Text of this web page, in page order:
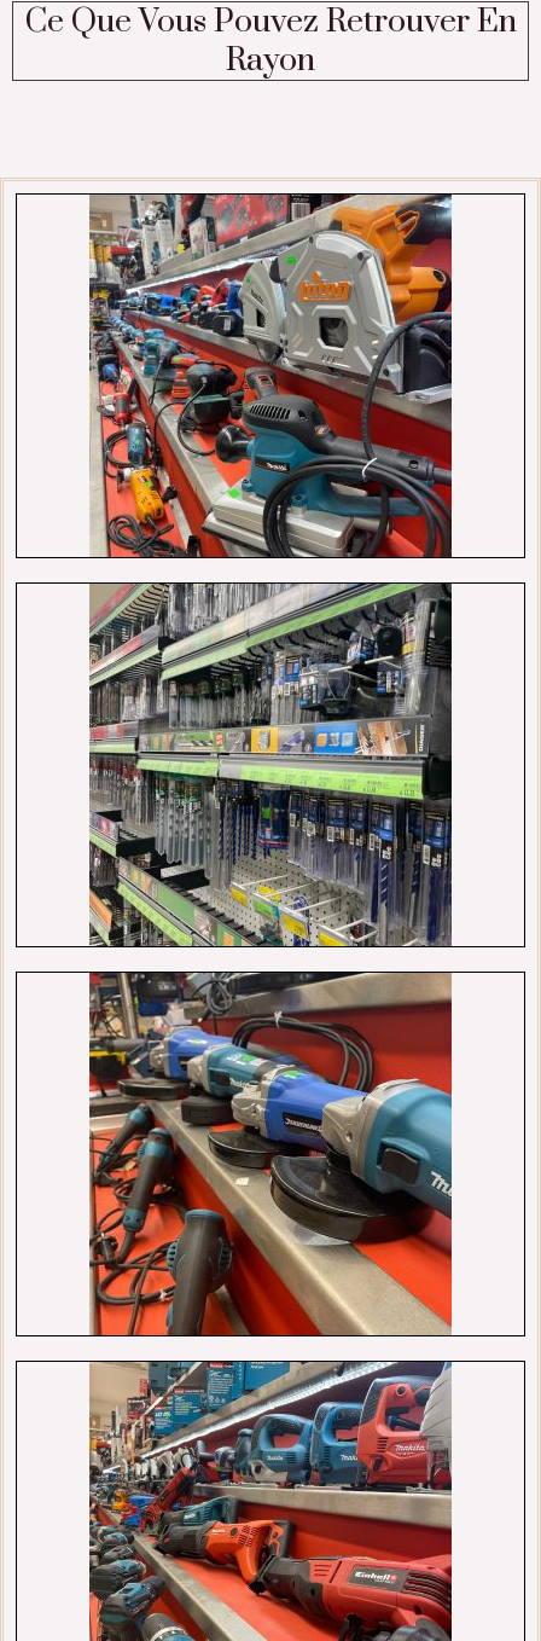
Ce Que Vous Pouvez Retrouver En
Rayon